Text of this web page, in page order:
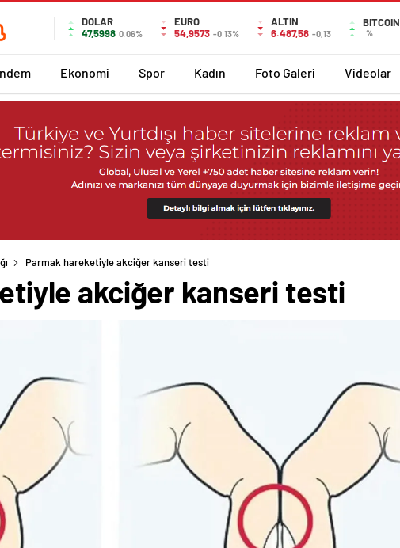
DOLAR
47,5998 0.06%
EURO
54,9573 -0.13%
ALTIN
6.487,58 -0,13
BITCOIN
%
Ekonomi Spor Kadın Foto Galeri Videolar
Parmak hareketiyle akciğer kanseri testi
akciğer kanseri testi